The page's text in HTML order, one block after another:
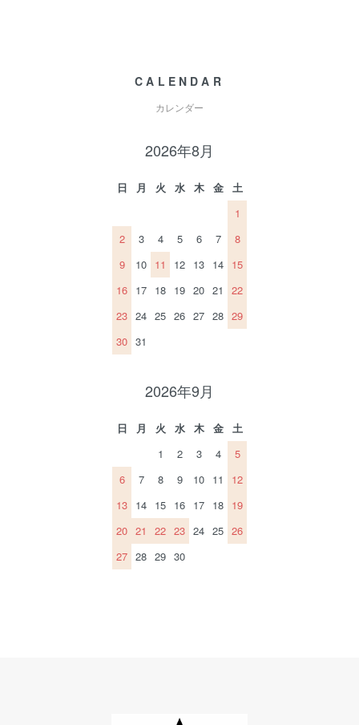
CALENDAR
カレンダー
2026年8月
日 月 火 水 木 金
土
1
2
3 4 5 6 7
8
9
10 11 12 13 14 15
16 17 18 19 20 21
22
23 24 25 26 27 28 29
30 31
2026年9月
日 月 火 水 木 金
土
1
2 3 4
5
6
7 8 9 10 11
12
13 14 15 16 17 18 19
20 21 22 23 24 25 26
27 28 29 30